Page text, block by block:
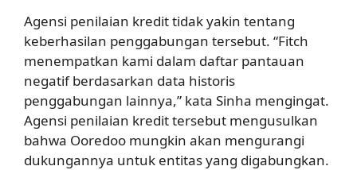
Agensi penilaian kredit tidak yakin tentang
keberhasilan penggabungan tersebut. “Fitch
menempatkan kami dalam daftar pantauan
negatif berdasarkan data historis
penggabungan lainnya,” kata Sinha mengingat.
Agensi penilaian kredit tersebut mengusulkan
bahwa Ooredoo mungkin akan mengurangi
dukungannya untuk entitas yang digabungkan.